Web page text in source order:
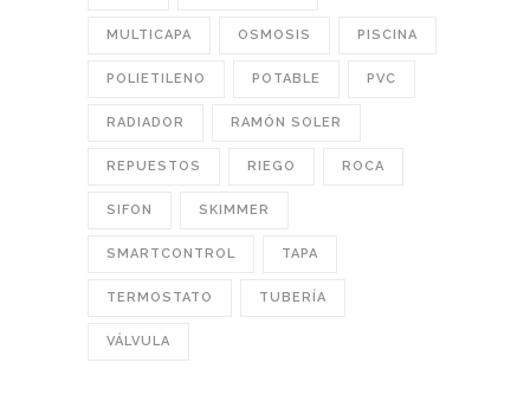
MULTICAPA OSMOSIS PISCINA
POLIETILENO POTABLE PVC
RADIADOR RAMÓN SOLER
REPUESTOS RIEGO ROCA
SIFON SKIMMER
SMARTCONTROL TAPA
TERMOSTATO TUBERÍA
VÁLVULA